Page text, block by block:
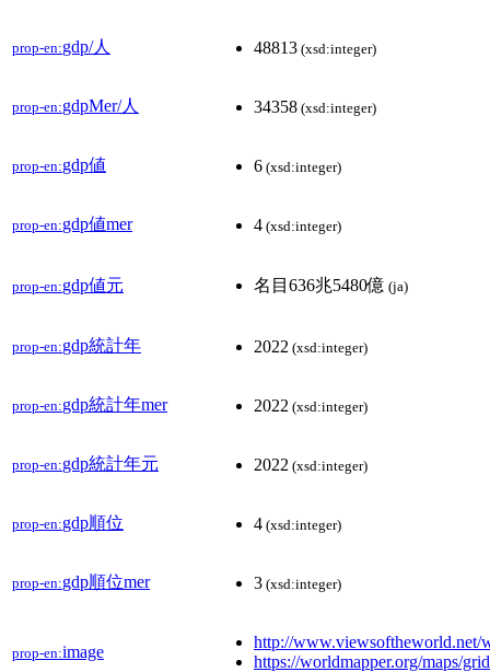
prop-en:gdp/人 48813 (xsd:integer)
prop-en:gdpMer/人 34358 (xsd:integer)
prop-en:gdp値 6 (xsd:integer)
prop-en:gdp値mer 4 (xsd:integer)
prop-en:gdp値元 名目636兆5480億 (ja)
prop-en:gdp統計年 2022 (xsd:integer)
prop-en:gdp統計年mer 2022 (xsd:integer)
prop-en:gdp統計年元 2022 (xsd:integer)
prop-en:gdp順位 4 (xsd:integer)
prop-en:gdp順位mer 3 (xsd:integer)
prop-en:image
http://www.viewsoftheworld.net/
https://worldmapper.org/maps/